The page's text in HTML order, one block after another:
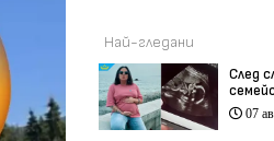
Най-гледани
След
при
07